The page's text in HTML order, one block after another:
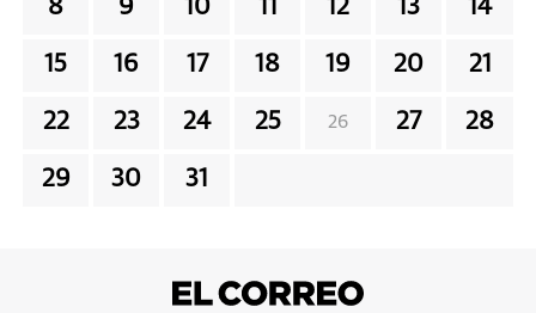
8 9 10 11 12 13 14
15 16 17 18 19 20 21
22 23 24 25 26 27 28
29 30 31